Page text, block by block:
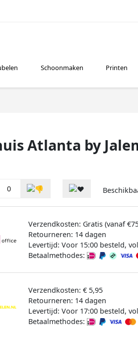
Schoonmaken Printen
Atlanta by
0
Verzendkosten: Gratis (vanaf
Retourneren: 14 dagen
Levertijd: Voor 15:00 besteld,
Betaalmethodes:
Verzendkosten: € 5,95
Retourneren: 14 dagen
Levertijd: Voor 17:00 besteld,
Betaalmethodes: